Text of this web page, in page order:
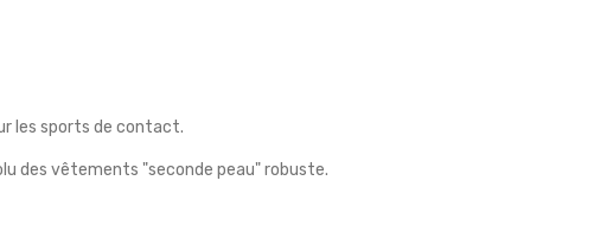
les sports de contact.
des vêtements "seconde peau" robuste.